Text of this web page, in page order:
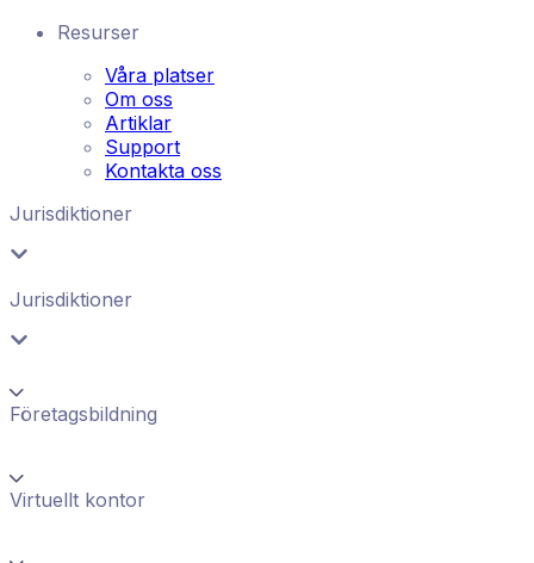
Resurser
Våra platser
Om oss
Artiklar
Support
Kontakta oss
Jurisdiktioner
Jurisdiktioner
Företagsbildning
Virtuellt kontor